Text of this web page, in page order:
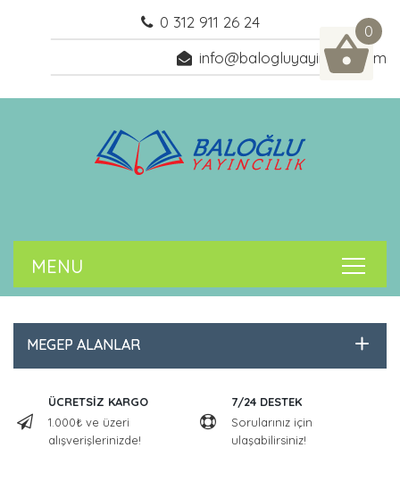
0 312 911 26 24
info@balogluyayincilik.com
MEGEP ALANLAR
ÜCRETSİZ KARGO
1.000₺ ve üzeri
alışverişlerinizde!
7/24 DESTEK
Sorularınız için
ulaşabilirsiniz!
0